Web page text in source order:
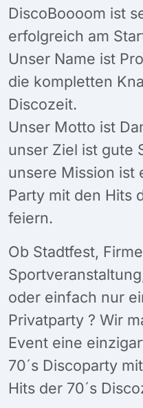
DiscoBoooom ist
erfolgreich am
Unser Name ist
die kompletten
Discozeit.
Unser Motto ist
unser Ziel ist gute
unsere Mission ist
Party mit den Hits
feiern.
Ob Stadtfest,
oder einfach nur
Privatparty ? Wir
Event eine
70´s Discoparty
Hits der 70´s